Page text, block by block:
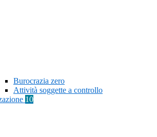
Burocrazia zero
Attività soggette a controllo
10